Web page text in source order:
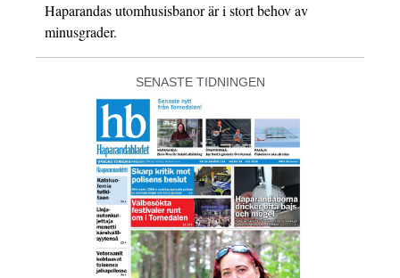
Haparandas utomhusisbanor är i stort behov av
minusgrader.
SENASTE TIDNINGEN